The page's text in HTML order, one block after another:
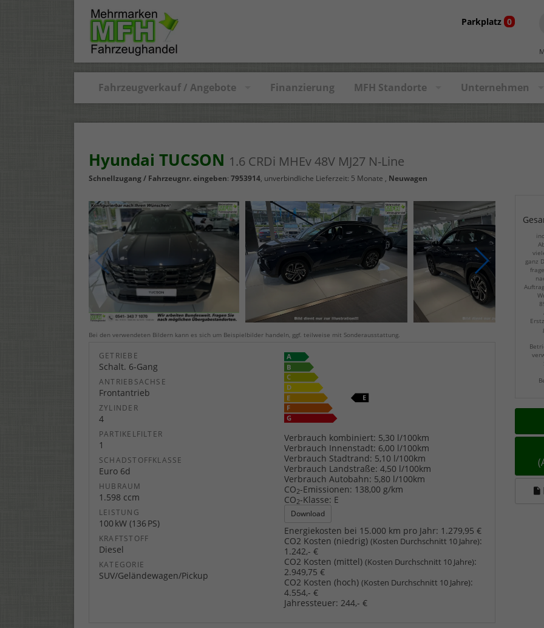
Parkplatz 0
Fahrzeugverkauf / Angebote Finanzierung MFH Standorte Unternehmen
Hyundai TUCSON 1.6 CRDi MHEv 48V MJ27 N-Line
Schnellzugang / Fahrzeugnr. eingeben: 7953914, unverbindliche Lieferzeit: 5 Monate , Neuwagen
ganz
Bei den verwendeten Bildern kann es sich um Beispielbilder handeln, ggf. teilweise mit Sonderausstattung.
GETRIEBE
Schalt. 6-Gang
ANTRIEBSACHSE
Frontantrieb
ZYLINDER
4
PARTIKELFILTER
1
SCHADSTOFFKLASSE
Euro 6d
HUBRAUM
1.598 ccm
LEISTUNG
100 kW (136 PS)
KRAFTSTOFF
Diesel
KATEGORIE
SUV/Geländewagen/Pickup
Verbrauch kombiniert: 5,30 l/100km
Verbrauch Innenstadt: 6,00 l/100km
Verbrauch Stadtrand: 5,10 l/100km
Verbrauch Landstraße: 4,50 l/100km
Verbrauch Autobahn: 5,80 l/100km
CO2-Emissionen: 138,00 g/km
CO2-Klasse: E
Download
Energiekosten bei 15.000 km pro Jahr: 1.279,95 €
CO2 Kosten (niedrig)(Kosten Durchschnitt 10 Jahre):
1.242,- €
CO2 Kosten (mittel)(Kosten Durchschnitt 10 Jahre):
2.949,75 €
CO2 Kosten (hoch)(Kosten Durchschnitt 10 Jahre):
4.554,- €
Jahressteuer: 244,- €